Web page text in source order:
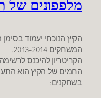
מלפפונים של
הקיץ הנוכחי יעמוד
המשחקים 2013-2014.
הקריטריון להיכנס
החמים של הקיץ הוא
בשחקנים: